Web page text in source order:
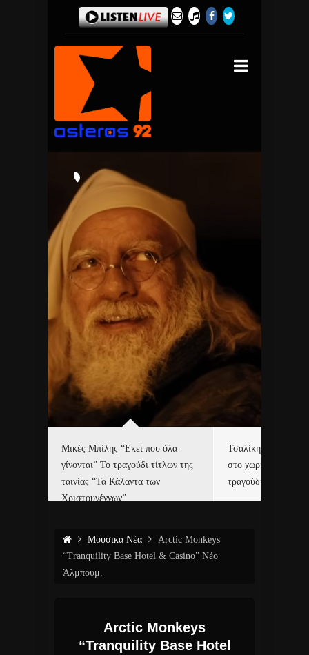
Μικές Μπίλης “Εκεί που όλα
γίνονται” Το τραγούδι τίτλων της
ταινίας “Τα Κάλαντα των
Χριστουγέννων”
Τσαλίκης,
στο χωριό του Άι
τραγούδι και video
Μουσικά Νέα
Arctic Monkeys
“Tranquility Base Hotel & Casino” Νέο
Άλμπουμ.
Arctic Monkeys
“Tranquility Base Hotel